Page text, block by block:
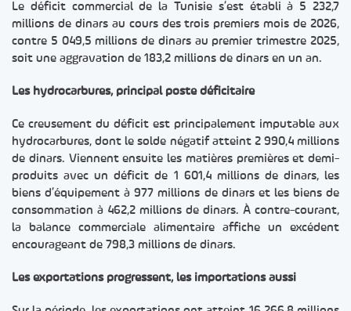
Le déficit commercial de la Tunisie s’est établi à 5 232,7
millions de dinars au cours des trois premiers mois de 2026,
contre 5 049,5 millions de dinars au premier trimestre 2025,
soit une aggravation de 183,2 millions de dinars en un an.
Les hydrocarbures, principal poste déficitaire
Ce creusement du déficit est principalement imputable aux
hydrocarbures, dont le solde négatif atteint 2 990,4 millions
de dinars. Viennent ensuite les matières premières et demi-
produits avec un déficit de 1 601,4 millions de dinars, les
biens d’équipement à 977 millions de dinars et les biens de
consommation à 462,2 millions de dinars. À contre-courant,
la balance commerciale alimentaire affiche un excédent
encourageant de 798,3 millions de dinars.
Les exportations progressent, les importations aussi